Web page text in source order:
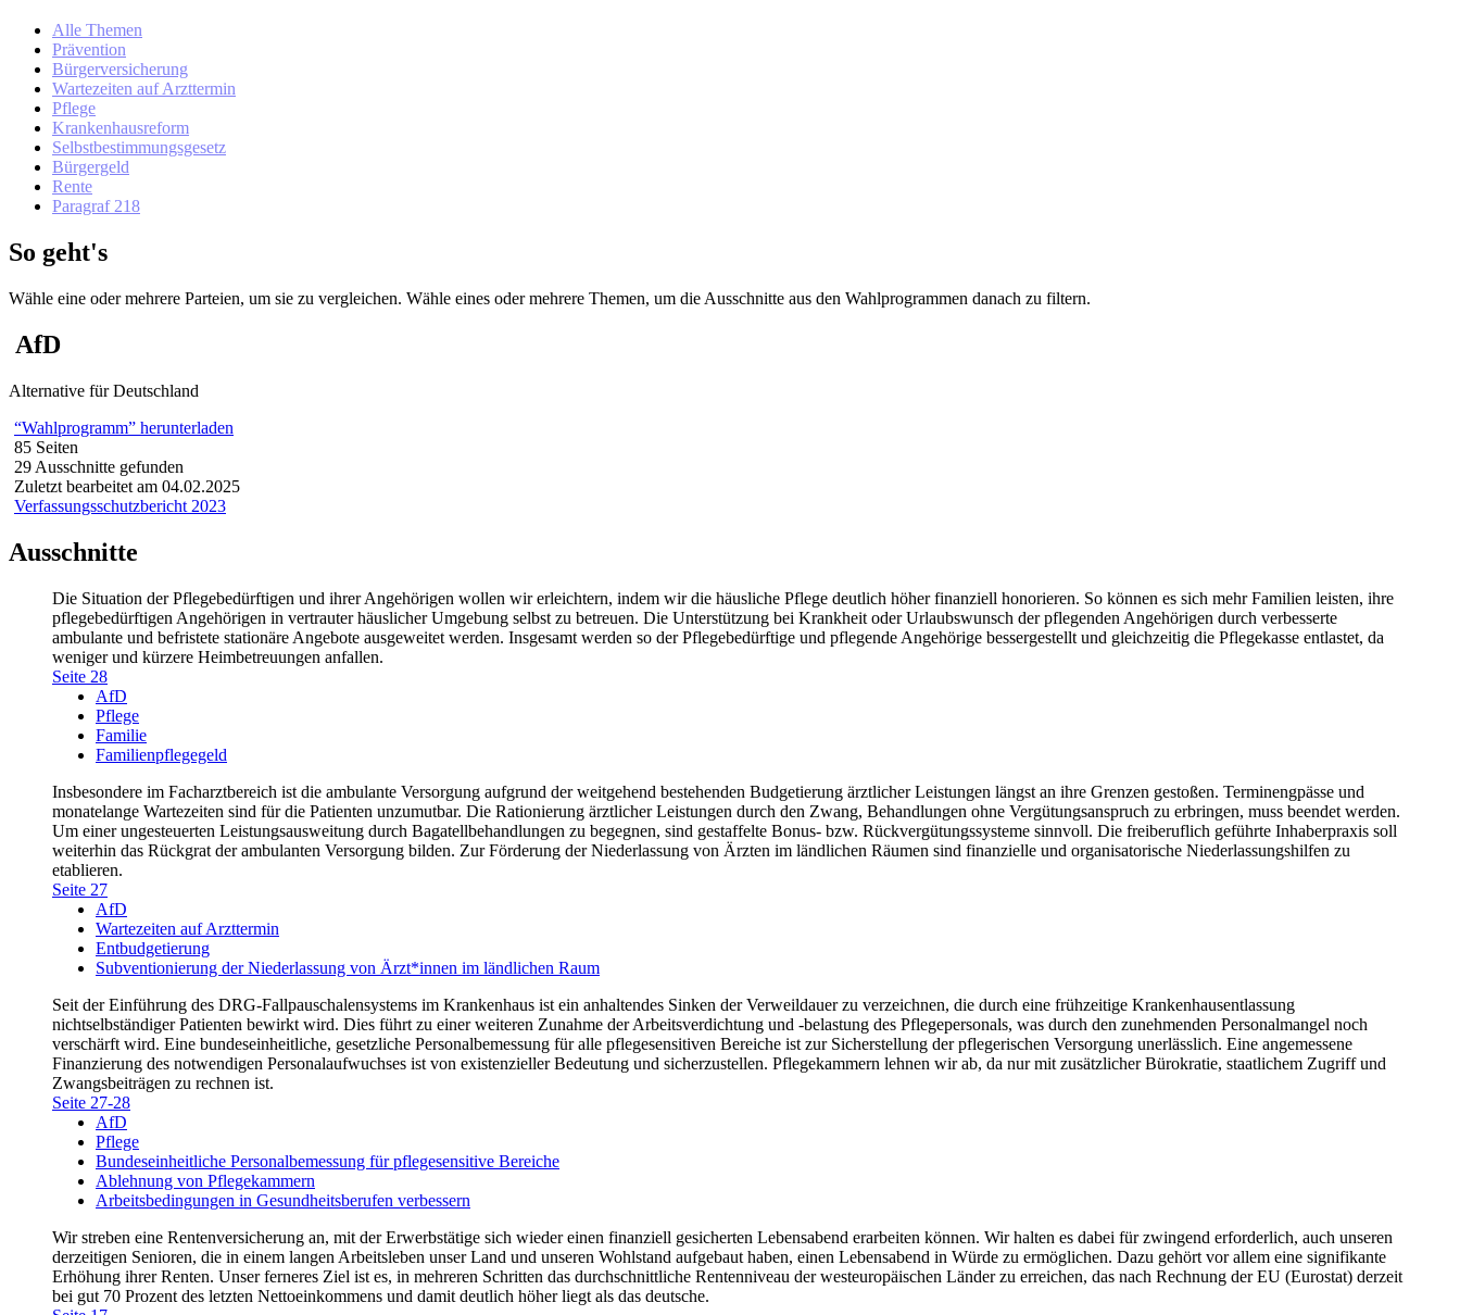
Alle Themen
Prävention
Bürgerversicherung
Wartezeiten auf Arzttermin
Pflege
Krankenhausreform
Selbstbestimmungsgesetz
Bürgergeld
Rente
Paragraf 218
So geht's
Wähle eine oder mehrere Parteien, um sie zu vergleichen. Wähle eines oder mehrere Themen, um die Ausschnitte aus den Wahlprogrammen danach zu filtern.
AfD
Alternative für Deutschland
“Wahlprogramm” herunterladen
85 Seiten
29 Ausschnitte gefunden
Zuletzt bearbeitet am 04.02.2025
Verfassungsschutzbericht 2023
Ausschnitte
Die Situation der Pflegebedürftigen und ihrer Angehörigen wollen wir erleichtern, indem wir die häusliche Pflege deutlich höher finanziell honorieren. So können es sich mehr Familien leisten, ihre
pflegebedürftigen Angehörigen in vertrauter häuslicher Umgebung selbst zu betreuen. Die Unterstützung bei Krankheit oder Urlaubswunsch der pflegenden Angehörigen durch verbesserte
ambulante und befristete stationäre Angebote ausgeweitet werden. Insgesamt werden so der Pflegebedürftige und pflegende Angehörige bessergestellt und gleichzeitig die Pflegekasse entlastet, da
weniger und kürzere Heimbetreuungen anfallen.
Seite 28
AfD
Pflege
Familie
Familienpflegegeld
Insbesondere im Facharztbereich ist die ambulante Versorgung aufgrund der weitgehend bestehenden Budgetierung ärztlicher Leistungen längst an ihre Grenzen gestoßen. Terminengpässe und
monatelange Wartezeiten sind für die Patienten unzumutbar. Die Rationierung ärztlicher Leistungen durch den Zwang, Behandlungen ohne Vergütungsanspruch zu erbringen, muss beendet werden.
Um einer ungesteuerten Leistungsausweitung durch Bagatellbehandlungen zu begegnen, sind gestaffelte Bonus- bzw. Rückvergütungssysteme sinnvoll. Die freiberuflich geführte Inhaberpraxis soll
weiterhin das Rückgrat der ambulanten Versorgung bilden. Zur Förderung der Niederlassung von Ärzten im ländlichen Räumen sind finanzielle und organisatorische Niederlassungshilfen zu
etablieren.
Seite 27
AfD
Wartezeiten auf Arzttermin
Entbudgetierung
Subventionierung der Niederlassung von Ärzt*innen im ländlichen Raum
Seit der Einführung des DRG-Fallpauschalensystems im Krankenhaus ist ein anhaltendes Sinken der Verweildauer zu verzeichnen, die durch eine frühzeitige Krankenhausentlassung
nichtselbständiger Patienten bewirkt wird. Dies führt zu einer weiteren Zunahme der Arbeitsverdichtung und -belastung des Pflegepersonals, was durch den zunehmenden Personalmangel noch
verschärft wird. Eine bundeseinheitliche, gesetzliche Personalbemessung für alle pflegesensitiven Bereiche ist zur Sicherstellung der pflegerischen Versorgung unerlässlich. Eine angemessene
Finanzierung des notwendigen Personalaufwuchses ist von existenzieller Bedeutung und sicherzustellen. Pflegekammern lehnen wir ab, da nur mit zusätzlicher Bürokratie, staatlichem Zugriff und
Zwangsbeiträgen zu rechnen ist.
Seite 27-28
AfD
Pflege
Bundeseinheitliche Personalbemessung für pflegesensitive Bereiche
Ablehnung von Pflegekammern
Arbeitsbedingungen in Gesundheitsberufen verbessern
Wir streben eine Rentenversicherung an, mit der Erwerbstätige sich wieder einen finanziell gesicherten Lebensabend erarbeiten können. Wir halten es dabei für zwingend erforderlich, auch unseren
derzeitigen Senioren, die in einem langen Arbeitsleben unser Land und unseren Wohlstand aufgebaut haben, einen Lebensabend in Würde zu ermöglichen. Dazu gehört vor allem eine signifikante
Erhöhung ihrer Renten. Unser ferneres Ziel ist es, in mehreren Schritten das durchschnittliche Rentenniveau der westeuropäischen Länder zu erreichen, das nach Rechnung der EU (Eurostat) derzeit
bei gut 70 Prozent des letzten Nettoeinkommens und damit deutlich höher liegt als das deutsche.